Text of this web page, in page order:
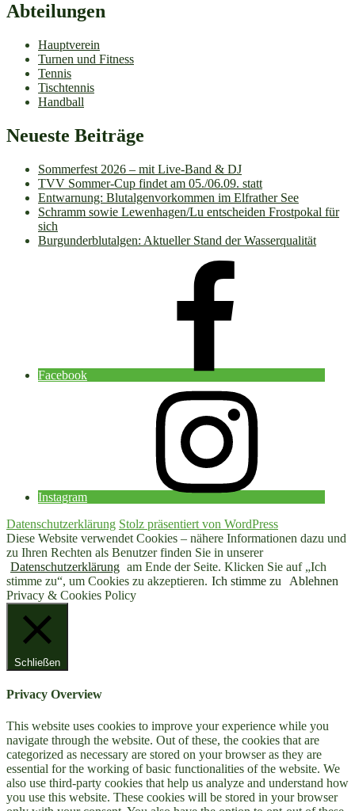
Abteilungen
Hauptverein
Turnen und Fitness
Tennis
Tischtennis
Handball
Neueste Beiträge
Sommerfest 2026 – mit Live-Band & DJ
TVV Sommer-Cup findet am 05./06.09. statt
Entwarnung: Blutalgenvorkommen im Elfrather See
Schramm sowie Lewenhagen/Lu entscheiden Frostpokal für
sich
Burgunderblutalgen: Aktueller Stand der Wasserqualität
Facebook
Instagram
Datenschutzerklärung Stolz präsentiert von WordPress
Diese Website verwendet Cookies – nähere Informationen dazu und
zu Ihren Rechten als Benutzer finden Sie in unserer
Datenschutzerklärung am Ende der Seite. Klicken Sie auf „Ich
stimme zu“, um Cookies zu akzeptieren. Ich stimme zu
Ablehnen
Privacy & Cookies Policy
Schließen
Privacy Overview
This website uses cookies to improve your experience while you
navigate through the website. Out of these, the cookies that are
categorized as necessary are stored on your browser as they are
essential for the working of basic functionalities of the website. We
also use third-party cookies that help us analyze and understand how
you use this website. These cookies will be stored in your browser